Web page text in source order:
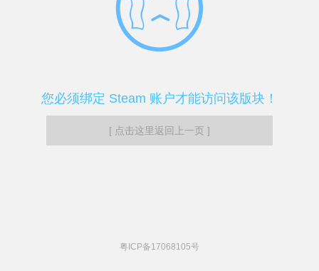
您必须绑定 Steam 账户才能访问该版块！
[ 点击这里返回上一页 ]
粤ICP备17068105号